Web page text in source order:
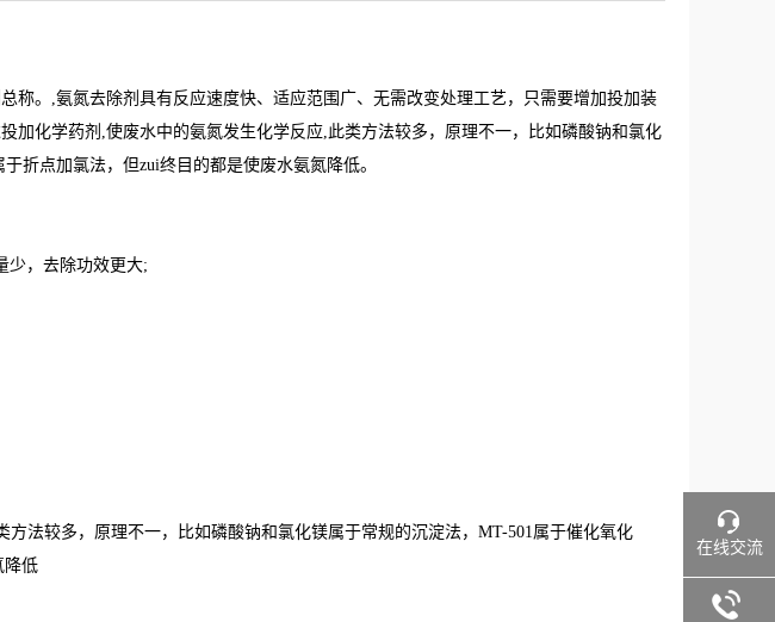
称。,氨氮去除剂具有反应速度快、适应范围广、无需改变处理工艺，只需要增加投加装
加化学药剂,使废水中的氨氮发生化学反应,此类方法较多，原理不一，比如磷酸钠和氯化
折点加氯法，但zui终目的都是使废水氨氮降低。
少，去除功效更大;
法较多，原理不一，比如磷酸钠和氯化镁属于常规的沉淀法，MT-501属于催化氧化
降低
在线交流